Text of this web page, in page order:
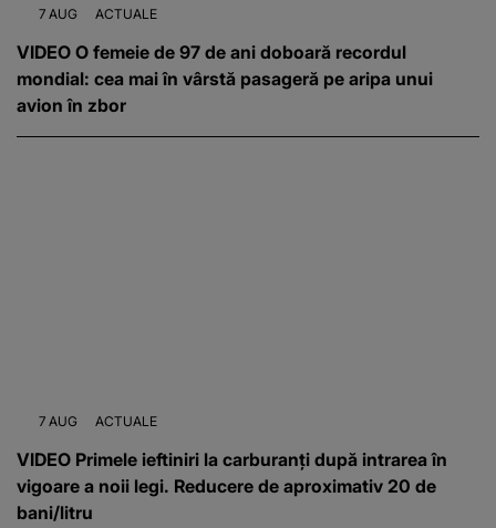
7 AUG ACTUALE
VIDEO O femeie de 97 de ani doboară recordul
mondial: cea mai în vârstă pasageră pe aripa unui
avion în zbor
7 AUG ACTUALE
VIDEO Primele ieftiniri la carburanți după intrarea în
vigoare a noii legi. Reducere de aproximativ 20 de
bani/litru